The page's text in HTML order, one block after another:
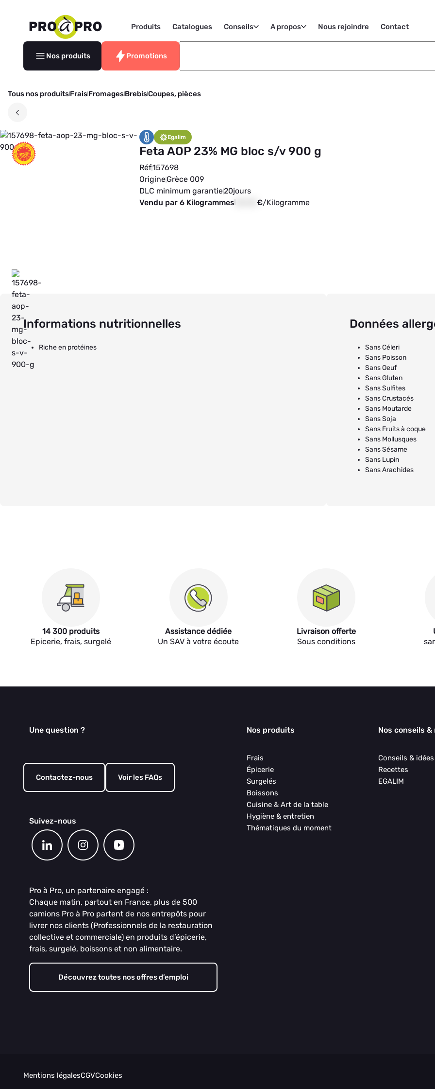
Produits Catalogues Conseils A propos Nous rejoindre Contact
Nos produits Promotions
Tous nos produitsFraisFromagesBrebisCoupes, pièces
Egalim
Feta AOP 23% MG bloc s/v 900 g
Réf157698
OrigineGrèce 009
DLC minimum garantie20jours
Vendu par 6 Kilogrammes
€/Kilogramme
Informations nutritionnelles
Riche en protéines
Données
Sans Céleri
Sans Poisson
Sans Oeuf
Sans Gluten
Sans Sulfites
Sans Crustacés
Sans Moutarde
Sans Soja
Sans Fruits à coque
Sans Mollusques
Sans Sésame
Sans Lupin
Sans Arachides
14 300 produits
Epicerie, frais, surgelé
Assistance dédiée
Un SAV à votre écoute
Livraison offerte
Sous conditions
Une question ?
Contactez-nous Voir les FAQs
Suivez-nous
Pro à Pro, un partenaire engagé :
Chaque matin, partout en France, plus de 500
camions Pro à Pro partent de nos entrepôts pour
livrer nos clients (Professionnels de la restauration
collective et commerciale) en produits d’épicerie,
frais, surgelé, boissons et non alimentaire.
Découvrez toutes nos offres d’emploi
Nos produits
Frais
Épicerie
Surgelés
Boissons
Cuisine & Art de la table
Hygiène & entretien
Thématiques du moment
Nos conseils
Conseils &
Recettes
EGALIM
Mentions légalesCGVCookies